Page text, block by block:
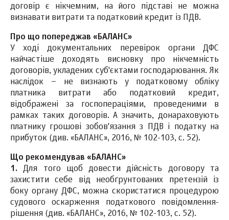
договір є нікчемним, на його підставі не можна
визнавати витрати та податковий кредит із ПДВ.
Про що попереджав «БАЛАНС»
У ході документальних перевірок органи ДФС
найчастіше доходять висновку про нікчемність
договорів, укладених суб'єктами господарювання. Як
наслідок – не визнають у податковому обліку
платника витрати або податковий кредит,
відображені за госпопераціями, проведеними в
рамках таких договорів. А значить, донараховують
платнику грошові зобов'язання з ПДВ і податку на
прибуток (див. «БАЛАНС», 2016, № 102-103, с. 52).
Що рекомендував «БАЛАНС»
1. Для того щоб довести дійсність договору та
захистити себе від необґрунтованих претензій із
боку органу ДФС, можна скористатися процедурою
судового оскарження податкового повідомлення-
рішення (див. «БАЛАНС», 2016, № 102-103, с. 52).